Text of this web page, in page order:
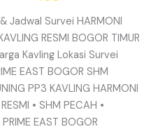
Jadwal Survei HARMONI
RESMI BOGOR TIMUR
Kavling Lokasi Survei
EAST BOGOR SHM
PP3 KAVLING HARMONI
• SHM PECAH •
EAST BOGOR